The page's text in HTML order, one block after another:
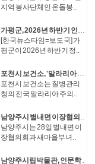
지역 봉사단체인 온돌봉..
가평군, 2026년 하반기 인사 4급 1명, 5급 2명 승진 예고
[한국뉴스타임=보도국] 가
평군이 2026년 하반기 정..
포천시 보건소, '말라리아 주의보' 발령에 따라 집중 방역 나서
포천시 보건소는 질병관리
청의 전국 말라리아 주의..
남양주시 별내면 이장협의회·새마을부녀회, 마을 환경 개선 위한 합동 환경정화 실시
남양주시는 28일 별내면 이
장협의회과 새마을부녀..
남양주시립박물관, 인문학 강좌 ‘남양주견문록’ 운영